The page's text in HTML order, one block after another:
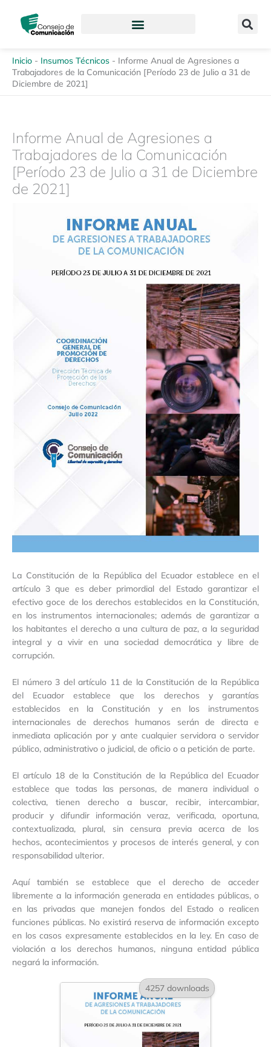
contenido
Inicio - Insumos Técnicos - Informe Anual de Agresiones a
Trabajadores de la Comunicación [Período 23 de Julio a 31 de
Diciembre de 2021]
Informe Anual de Agresiones a
Trabajadores de la Comunicación
[Período 23 de Julio a 31 de Diciembre
de 2021]
La Constitución de la República del Ecuador establece en el
artículo 3 que es deber primordial del Estado garantizar el
efectivo goce de los derechos establecidos en la Constitución,
en los instrumentos internacionales; además de garantizar a
los habitantes el derecho a una cultura de paz, a la seguridad
integral y a vivir en una sociedad democrática y libre de
corrupción.
El número 3 del artículo 11 de la Constitución de la República
del Ecuador establece que los derechos y garantías
establecidos en la Constitución y en los instrumentos
internacionales de derechos humanos serán de directa e
inmediata aplicación por y ante cualquier servidora o servidor
público, administrativo o judicial, de oficio o a petición de parte.
El artículo 18 de la Constitución de la República del Ecuador
establece que todas las personas, de manera individual o
colectiva, tienen derecho a buscar, recibir, intercambiar,
producir y difundir información veraz, verificada, oportuna,
contextualizada, plural, sin censura previa acerca de los
hechos, acontecimientos y procesos de interés general, y con
responsabilidad ulterior.
Aquí también se establece que el derecho de acceder
libremente a la información generada en entidades públicas, o
en las privadas que manejen fondos del Estado o realicen
funciones públicas. No existirá reserva de información excepto
en los casos expresamente establecidos en la ley. En caso de
violación a los derechos humanos, ninguna entidad pública
negará la información.
4257 downloads